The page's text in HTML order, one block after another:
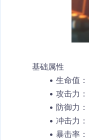
基础属性
生命值：
攻击力：
防御力：
冲击力：
暴击率：